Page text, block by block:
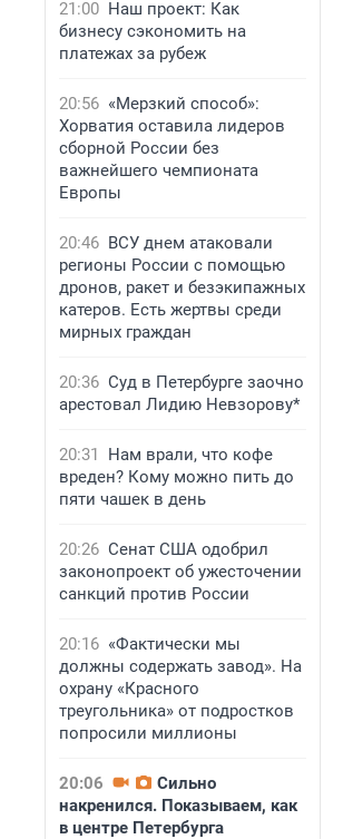
21:00 Наш проект: Как
бизнесу сэкономить на
платежах за рубеж
20:56 «Мерзкий способ»:
Хорватия оставила лидеров
сборной России без
важнейшего чемпионата
Европы
20:46 ВСУ днем атаковали
регионы России с помощью
дронов, ракет и безэкипажных
катеров. Есть жертвы среди
мирных граждан
20:36 Суд в Петербурге заочно
арестовал Лидию Невзорову*
20:31
Нам врали, что кофе
вреден? Кому можно пить до
пяти чашек в день
20:26 Сенат США одобрил
законопроект об ужесточении
санкций против России
20:16 «Фактически мы
должны содержать завод». На
охрану «Красного
треугольника» от подростков
попросили миллионы
20:06
Сильно
накренился. Показываем, как
в центре Петербурга